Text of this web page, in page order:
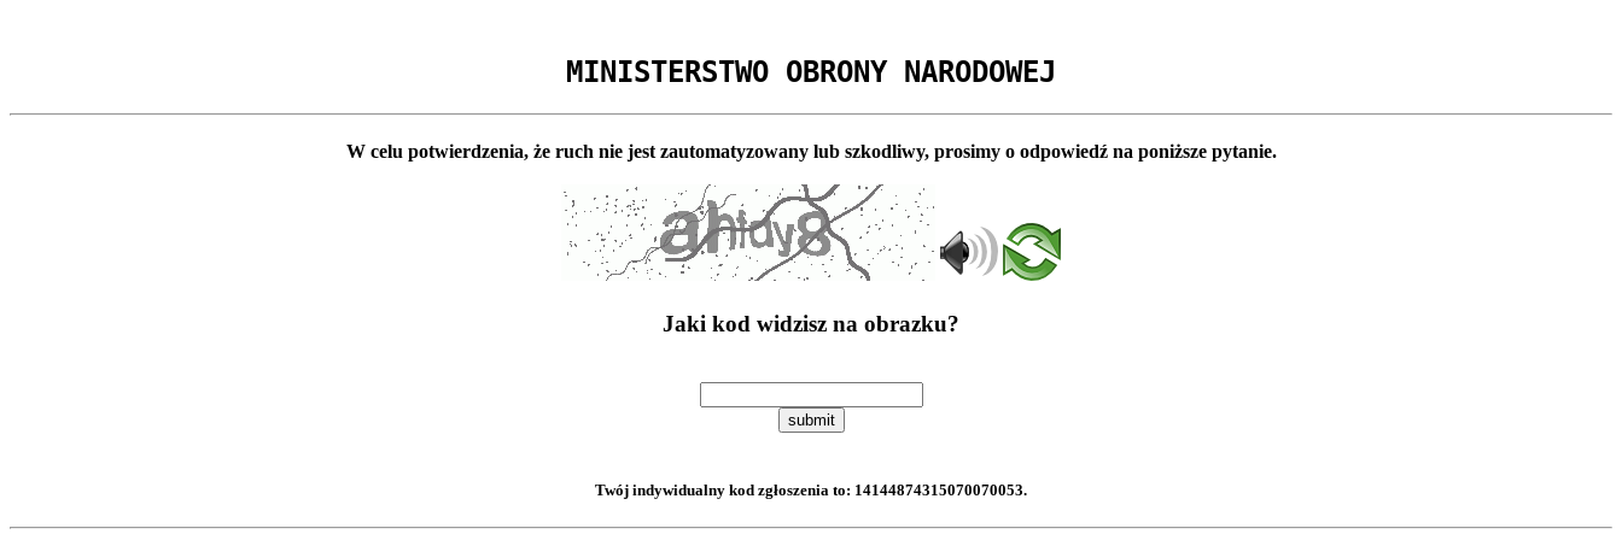
MINISTERSTWO OBRONY NARODOWEJ
W celu potwierdzenia, że ruch nie jest zautomatyzowany lub szkodliwy, prosimy o odpowiedź na poniższe pytanie.
Jaki kod widzisz na obrazku?
submit
Twój indywidualny kod zgłoszenia to: 14144874315070070053.